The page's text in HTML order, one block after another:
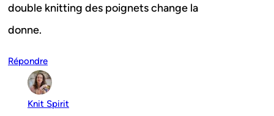
double knitting des poignets change la
donne.
Répondre
Knit Spirit